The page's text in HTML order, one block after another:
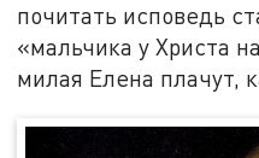
почитать исповедь
«мальчика у Христа
милая Елена плачут,